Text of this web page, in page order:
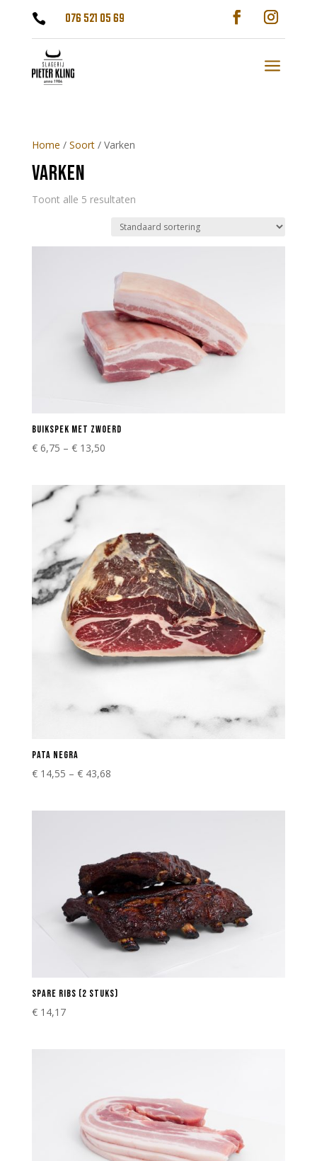
 076 521 05 69
a
Home / Soort/ Varken
VARKEN
Toont alle 5 resultaten
BUIKSPEK MET ZWOERD
€6,75 – €13,50
PATA NEGRA
€14,55 – €43,68
SPARE RIBS (2 STUKS)
€14,17